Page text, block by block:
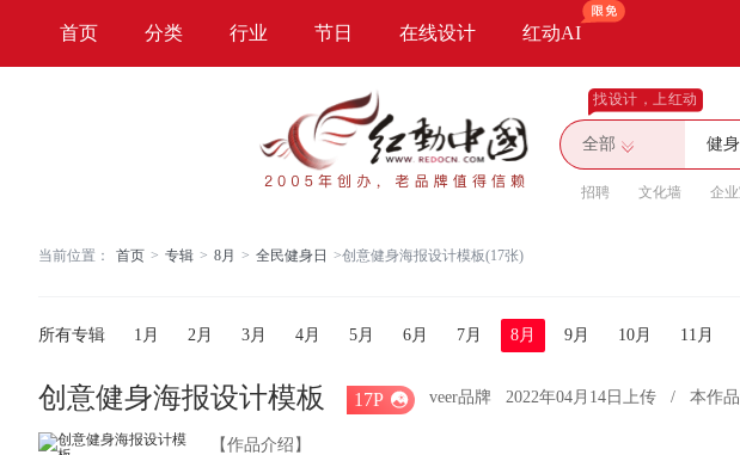
首页 分类 行业 节日 在线设计 红动AI
找设计，上红动
全部
招聘 文化墙 企
当前位置： 首页 > 专辑 > 8月 > 全民健身日 >创意健身海报设计模板(17张)
所有专辑 1月 2月 3月 4月 5月 6月 7月 8月 9月 10月 11月
创意健身海报设计模板 17P  veer品牌 2022年04月14日上传 / 本作
【作品介绍】